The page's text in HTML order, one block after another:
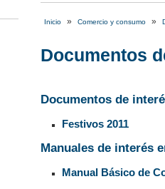
Inicio » Comercio y consumo »
Documentos
Documentos de
Festivos 2011
Manuales de interés
Manual Básico de